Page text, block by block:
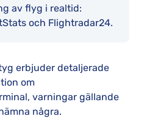
av flyg i realtid:
och Flightradar24.
erbjuder detaljerade
om
varningar gällande
några.